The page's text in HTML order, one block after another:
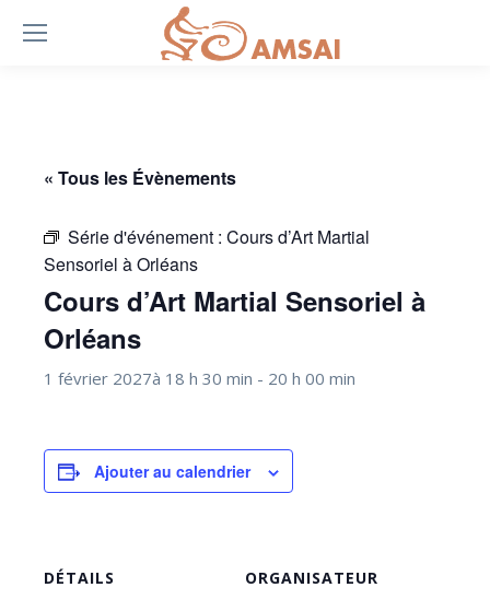
« Tous les Évènements
Série d'événement : Cours d’Art Martial
Sensoriel à Orléans
Cours d’Art Martial Sensoriel à
Orléans
1 février 2027à 18 h 30 min - 20 h 00 min
Ajouter au calendrier
DÉTAILS ORGANISATEUR